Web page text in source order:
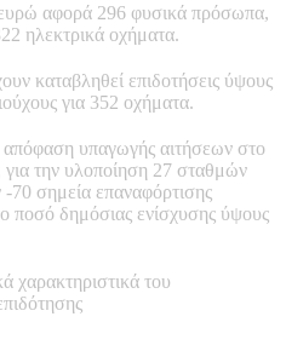
αφορά 296 φυσικά πρόσωπα,
ηλεκτρικά οχήματα.
καταβληθεί επιδοτήσεις ύψους
για 352 οχήματα.
υπαγωγής αιτήσεων στο
την υλοποίηση 27 σταθμών
70 σημεία επαναφόρτισης
ποσό δημόσιας ενίσχυσης ύψους
χαρακτηριστικά του